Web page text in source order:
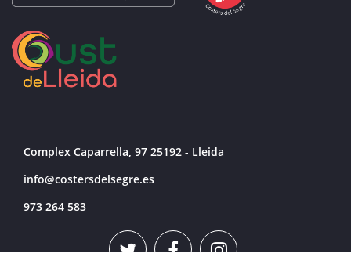
Complex Caparrella, 97 25192 - Lleida
info@costersdelsegre.es
973 264 583